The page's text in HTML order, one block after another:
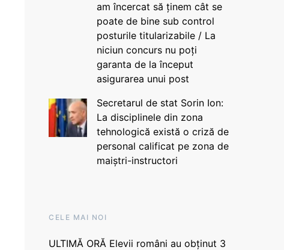
am încercat să ținem cât se
poate de bine sub control
posturile titularizabile / La
niciun concurs nu poți
garanta de la început
asigurarea unui post
Secretarul de stat Sorin Ion:
La disciplinele din zona
tehnologică există o criză de
personal calificat pe zona de
maiștri-instructori
CELE MAI NOI
ULTIMĂ ORĂ Elevii români au obținut 3